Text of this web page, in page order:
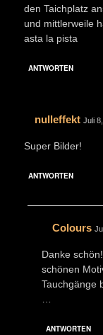
den Taichplatz
und mittlerweile
asta la pista
ANTWORTEN
nulleffekt Juli
Super Bilder!
ANTWORTEN
Colours
Danke
schönen
Tauchgänge
ANTWORTEN